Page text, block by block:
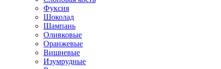
Фуксия
Шоколад
Шампань
Оливковые
Оранжевые
Вишневые
Изумрудные